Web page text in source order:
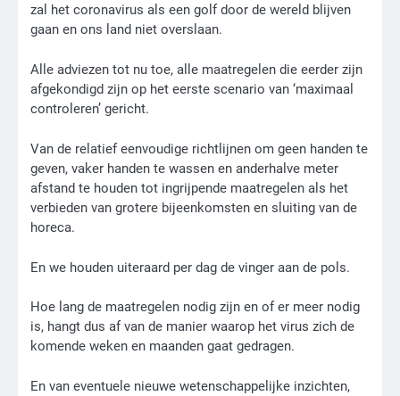
zal het coronavirus als een golf door de wereld blijven
gaan en ons land niet overslaan.
Alle adviezen tot nu toe, alle maatregelen die eerder zijn
afgekondigd zijn op het eerste scenario van ‘maximaal
controleren’ gericht.
Van de relatief eenvoudige richtlijnen om geen handen te
geven, vaker handen te wassen en anderhalve meter
afstand te houden tot ingrijpende maatregelen als het
verbieden van grotere bijeenkomsten en sluiting van de
horeca.
En we houden uiteraard per dag de vinger aan de pols.
Hoe lang de maatregelen nodig zijn en of er meer nodig
is, hangt dus af van de manier waarop het virus zich de
komende weken en maanden gaat gedragen.
En van eventuele nieuwe wetenschappelijke inzichten,